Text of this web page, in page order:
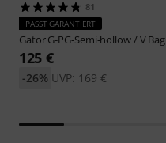
81
PASST GARANTIERT
GatorG-PG-Semi-hollow / V Bag
125 €
UVP: 169 €
-26%